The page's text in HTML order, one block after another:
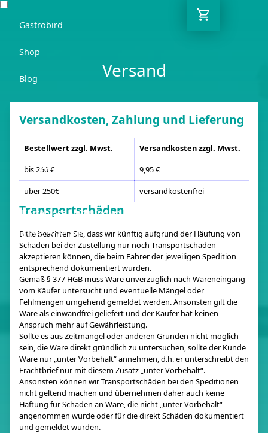
Gastrobird
Shop
Blog
Ratgeber
DE
Kostenlose Lieferung ab 250€ netto
03362 7000 656
Versand
Versandkosten, Zahlung und Lieferung
Bestellwert zzgl. Mwst.
Versandkosten zzgl. Mwst.
bis 250 €
9,95 €
über 250€
versandkostenfrei
Transportschäden
Bitte beachten Sie, dass wir künftig aufgrund der Häufung von
Schäden bei der Zustellung nur noch Transportschäden
akzeptieren können, die beim Fahrer der jeweiligen Spedition
entsprechend dokumentiert wurden.
Gemäß § 377 HGB muss Ware unverzüglich nach Wareneingang
vom Käufer untersucht und eventuelle Mängel oder
Fehlmengen umgehend gemeldet werden. Ansonsten gilt die
Ware als einwandfrei geliefert und der Käufer hat keinen
Anspruch mehr auf Gewährleistung.
Sollte es aus Zeitmangel oder anderen Gründen nicht möglich
sein, die Ware direkt gründlich zu untersuchen, sollte der Kunde
Ware nur „unter Vorbehalt“ annehmen, d.h. er unterschreibt den
Frachtbrief nur mit diesem Zusatz „unter Vorbehalt“.
Ansonsten können wir Transportschäden bei den Speditionen
nicht geltend machen und übernehmen daher auch keine
Haftung für Schäden an Ware, die nicht „unter Vorbehalt“
angenommen wurde oder für die direkt Schäden dokumentiert
und gemeldet wurden.